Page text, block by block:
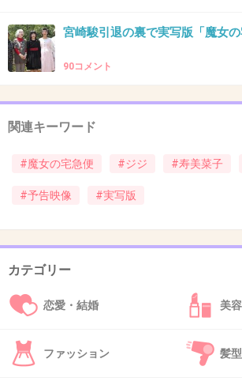
39. 匿名2014/01/29(水) 14:11:15
ソースがまさかの捏造ブログだった件・
舞台が日本って事がどうしても
い
+16
宮崎駿引退の裏で実写版「魔女
90コメント
関連キーワード
#魔女の宅急便 #ジジ #寿美菜子
#予告映像 #実写版
カテゴリー
恋愛・結婚 美
ファッション 髪型